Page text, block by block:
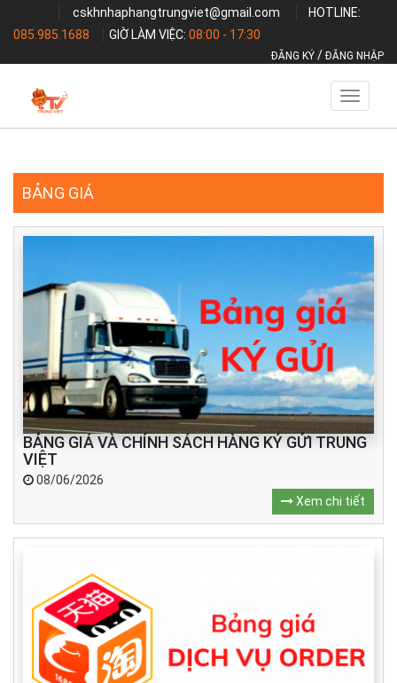
cskhnhaphangtrungviet@gmail.com
HOTLINE:
085.985.1688
GIỜ LÀM VIỆC: 08:00 - 17:30
ĐĂNG KÝ / ĐĂNG NHẬP
Toggle
BẢNG GIÁ
BẢNG GIÁ VÀ CHÍNH SÁCH HÀNG KÝ GỬI TRUNG
VIỆT
08/06/2026
Xem chi tiết